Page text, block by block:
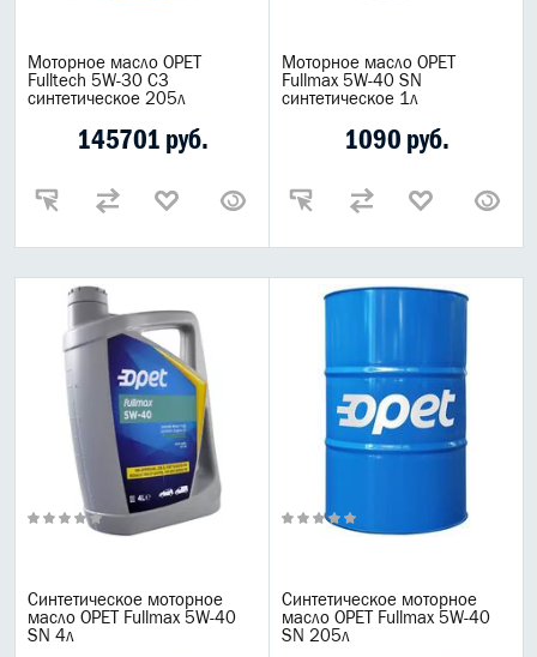
Моторное масло OPET
Fulltech 5W-30 C3
синтетическое 205л
145701 руб.
Моторное масло OPET
Fullmax 5W-40 SN
синтетическое 1л
1090 руб.
Синтетическое моторное
масло OPET Fullmax 5W-40
SN 4л
Синтетическое моторное
масло OPET Fullmax 5W-40
SN 205л